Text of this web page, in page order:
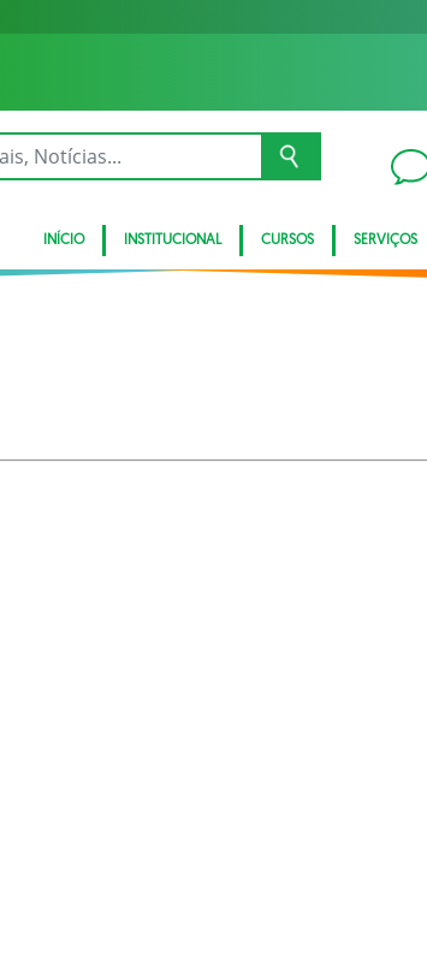
INÍCIO INSTITUCIONAL CURSOS SERVIÇOS